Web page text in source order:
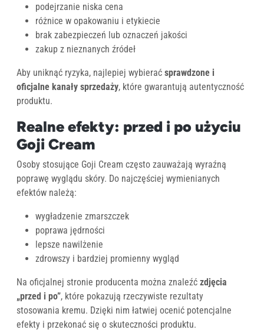
podejrzanie niska cena
różnice w opakowaniu i etykiecie
brak zabezpieczeń lub oznaczeń jakości
zakup z nieznanych źródeł
Aby uniknąć ryzyka, najlepiej wybierać sprawdzone i
oficjalne kanały sprzedaży, które gwarantują autentyczność
produktu.
Realne efekty: przed i po użyciu
Goji Cream
Osoby stosujące Goji Cream często zauważają wyraźną
poprawę wyglądu skóry. Do najczęściej wymienianych
efektów należą:
wygładzenie zmarszczek
poprawa jędrności
lepsze nawilżenie
zdrowszy i bardziej promienny wygląd
Na oficjalnej stronie producenta można znaleźć zdjęcia
„przed i po”, które pokazują rzeczywiste rezultaty
stosowania kremu. Dzięki nim łatwiej ocenić potencjalne
efekty i przekonać się o skuteczności produktu.